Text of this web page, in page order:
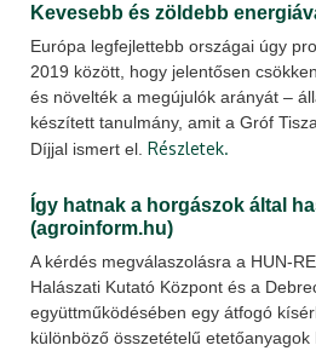
Kevesebb és zöldebb
Európa legfejlettebb országai úgy
2019 között, hogy jelentősen
és növelték a megújulók arányát –
készített tanulmány, amit a Gróf
Díjjal ismert el. Részletek.
Így hatnak a horgászok által
(agroinform.hu)
A kérdés megválaszolásra a HUN-
Halászati Kutató Központ és a
együttműködésében egy átfogó
különböző összetételű